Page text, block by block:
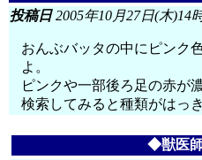
投稿日2005年10月27日(木)14
おんぶバッタの中にピンク
よ。
ピンクや一部後ろ足の赤が
検索してみると種類がはっ
◆獣医